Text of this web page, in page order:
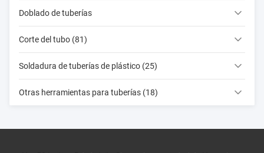
Doblado de tuberías
Corte del tubo (81)
Soldadura de tuberías de plástico (25)
Otras herramientas para tuberías (18)